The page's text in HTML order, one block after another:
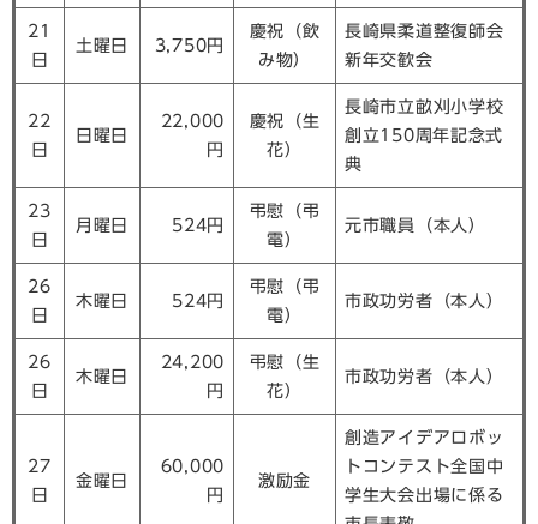
21
日
土曜日 3,750円
慶祝（飲
み物）
長崎県柔道整復師会
新年交歓会
22
日
日曜日
22,000
円
慶祝（生
花）
長崎市立畝刈小学校
創立150周年記念式
典
23
日
月曜日 524円
弔慰（弔
電）
元市職員（本人）
26
日
木曜日 524円
弔慰（弔
電）
市政功労者（本人）
26
日
木曜日
24,200
円
弔慰（生
花）
市政功労者（本人）
27
日
金曜日
60,000
円
激励金
創造アイデアロボッ
トコンテスト全国中
学生大会出場に係る